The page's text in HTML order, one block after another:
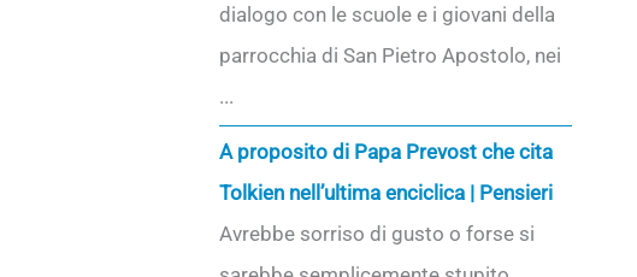
dialogo con le scuole e i giovani della
parrocchia di San Pietro Apostolo, nei
...
A proposito di Papa Prevost che cita
Tolkien nell’ultima enciclica | Pensieri
Avrebbe sorriso di gusto o forse si